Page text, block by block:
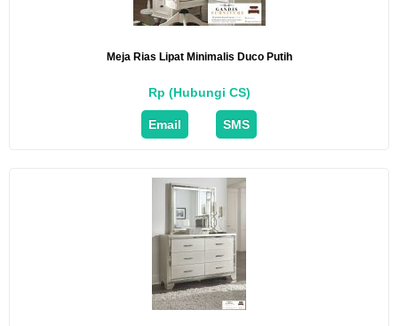
Meja Rias Lipat Minimalis Duco Putih
Rp (Hubungi CS)
Email SMS